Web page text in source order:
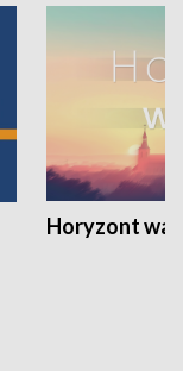
Horyzont